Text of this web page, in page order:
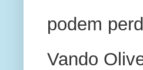
podem
Vando